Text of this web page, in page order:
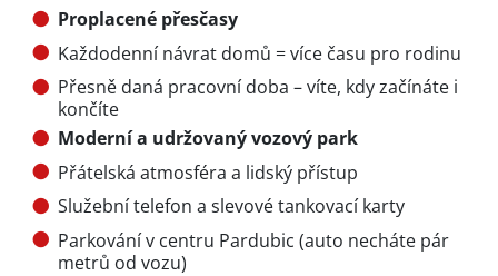
Proplacené přesčasy
Každodenní návrat domů = více času pro rodinu
Přesně daná pracovní doba – víte, kdy začínáte i
končíte
Moderní a udržovaný vozový park
Přátelská atmosféra a lidský přístup
Služební telefon a slevové tankovací karty
Parkování v centru Pardubic (auto necháte pár
metrů od vozu)